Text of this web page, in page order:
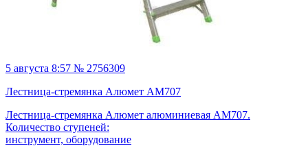
5 августа 8:57 № 2756309
Лестница-стремянка Алюмет AM707
Лестница-стремянка Алюмет алюминиевая AM707.
Количество ступеней:
инструмент, оборудование